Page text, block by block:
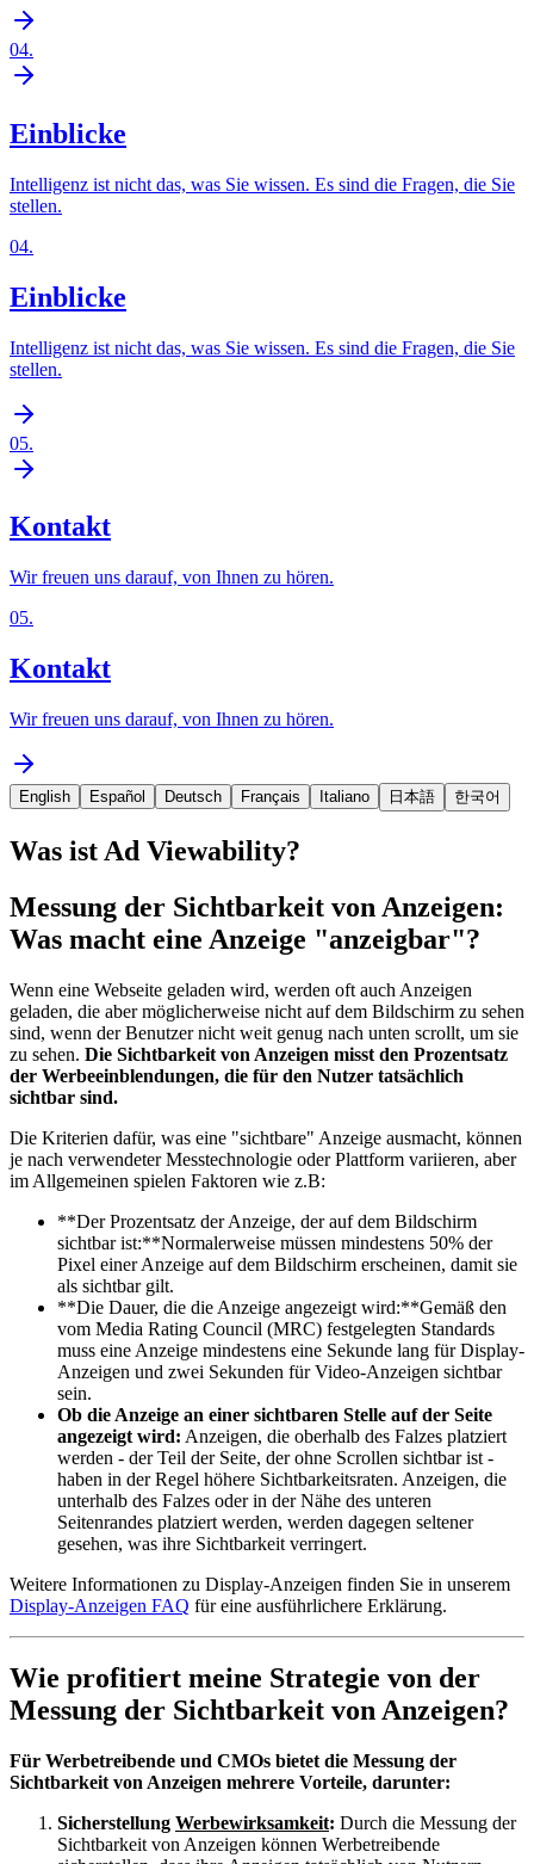
04.
Einblicke
Intelligenz ist nicht das, was Sie wissen. Es sind die Fragen, die Sie
stellen.
04.
Einblicke
Intelligenz ist nicht das, was Sie wissen. Es sind die Fragen, die Sie
stellen.
05.
Kontakt
Wir freuen uns darauf, von Ihnen zu hören.
05.
Kontakt
Wir freuen uns darauf, von Ihnen zu hören.
English Español Deutsch Français Italiano 日本語 한국어
Was ist Ad Viewability?
Messung der Sichtbarkeit von Anzeigen:
Was macht eine Anzeige "anzeigbar"?
Wenn eine Webseite geladen wird, werden oft auch Anzeigen
geladen, die aber möglicherweise nicht auf dem Bildschirm zu sehen
sind, wenn der Benutzer nicht weit genug nach unten scrollt, um sie
zu sehen. Die Sichtbarkeit von Anzeigen misst den Prozentsatz
der Werbeeinblendungen, die für den Nutzer tatsächlich
sichtbar sind.
Die Kriterien dafür, was eine "sichtbare" Anzeige ausmacht, können
je nach verwendeter Messtechnologie oder Plattform variieren, aber
im Allgemeinen spielen Faktoren wie z.B:
**Der Prozentsatz der Anzeige, der auf dem Bildschirm
sichtbar ist:**Normalerweise müssen mindestens 50% der
Pixel einer Anzeige auf dem Bildschirm erscheinen, damit sie
als sichtbar gilt.
**Die Dauer, die die Anzeige angezeigt wird:**Gemäß den
vom Media Rating Council (MRC) festgelegten Standards
muss eine Anzeige mindestens eine Sekunde lang für Display-
Anzeigen und zwei Sekunden für Video-Anzeigen sichtbar
sein.
Ob die Anzeige an einer sichtbaren Stelle auf der Seite
angezeigt wird: Anzeigen, die oberhalb des Falzes platziert
werden - der Teil der Seite, der ohne Scrollen sichtbar ist -
haben in der Regel höhere Sichtbarkeitsraten. Anzeigen, die
unterhalb des Falzes oder in der Nähe des unteren
Seitenrandes platziert werden, werden dagegen seltener
gesehen, was ihre Sichtbarkeit verringert.
Weitere Informationen zu Display-Anzeigen finden Sie in unserem
Display-Anzeigen FAQ für eine ausführlichere Erklärung.
Wie profitiert meine Strategie von der
Messung der Sichtbarkeit von Anzeigen?
Für Werbetreibende und CMOs bietet die Messung der
Sichtbarkeit von Anzeigen mehrere Vorteile, darunter:
Sicherstellung Werbewirksamkeit: Durch die Messung der
Sichtbarkeit von Anzeigen können Werbetreibende